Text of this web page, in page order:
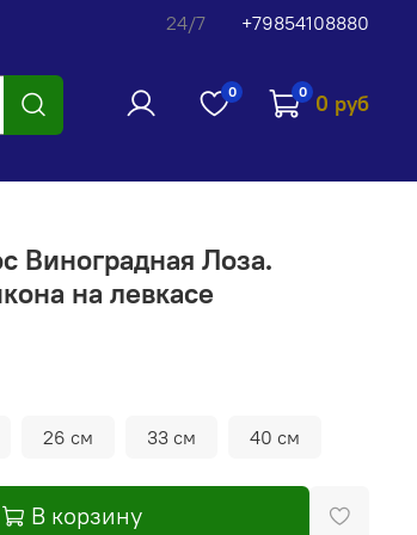
24/7 +79854108880
0 0 0 руб
Виноградная Лоза.
на левкасе
26 см 33 см 40 см
В корзину